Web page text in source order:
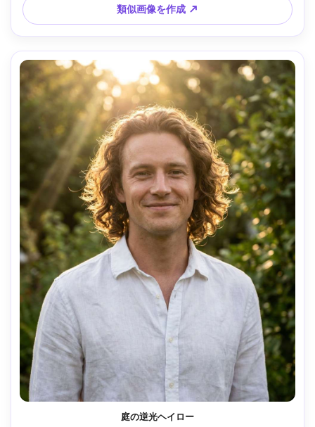
ープなフォーカス --ar 4:5
類似画像を作成 ↗
庭の逆光ヘイロー